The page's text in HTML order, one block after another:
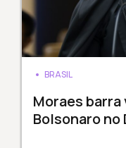
BRASIL
Moraes
Bolsonaro no